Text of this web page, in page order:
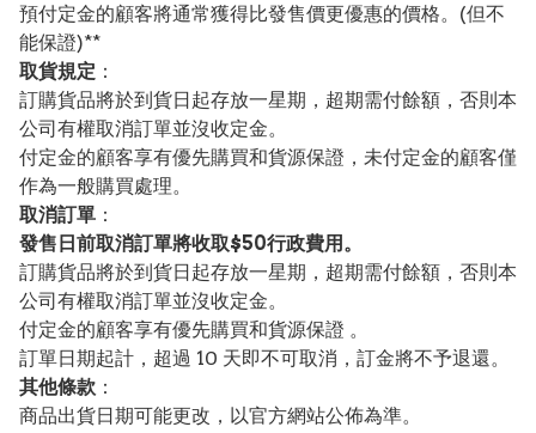
預付定金的顧客將通常獲得比發售價更優惠的價格。(但不
能保證)**
取貨規定 ：
訂購貨品將於到貨日起存放一星期，超期需付餘額，否則本
公司有權取消訂單並沒收定金。
付定金的顧客享有優先購買和貨源保證，未付定金的顧客僅
作為一般購買處理。
取消訂單 ：
發售日前取消訂單將收取$50行政費用。
訂購貨品將於到貨日起存放一星期，超期需付餘額，否則本
公司有權取消訂單並沒收定金。
付定金的顧客享有優先購買和貨源保證 。
訂單日期起計，超過 10 天即不可取消，訂金將不予退還。
其他條款 ：
商品出貨日期可能更改，以官方網站公佈為準。